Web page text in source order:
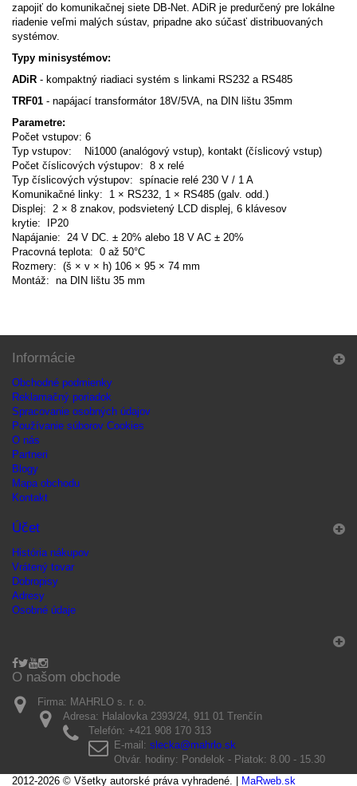
zapojiť do komunikačnej siete DB-Net. ADiR je predurčený pre lokálne
riadenie veľmi malých sústav, pripadne ako súčasť distribuovaných
systémov.
Typy minisystémov:
ADiR - kompaktný riadiaci systém s linkami RS232 a RS485
TRF01 - napájací transformátor 18V/5VA, na DIN lištu 35mm
Parametre:
Počet vstupov: 6
Typ vstupov: Ni1000 (analógový vstup), kontakt (číslicový vstup)
Počet číslicových výstupov: 8 x relé
Typ číslicových výstupov: spínacie relé 230 V / 1 A
Komunikačné linky: 1 × RS232, 1 × RS485 (galv. odd.)
Displej: 2 × 8 znakov, podsvietený LCD displej, 6 klávesov
krytie: IP20
Napájanie: 24 V DC. ± 20% alebo 18 V AC ± 20%
Pracovná teplota: 0 až 50°C
Rozmery: (š × v × h) 106 × 95 × 74 mm
Montáž: na DIN lištu 35 mm
Informácie
Obchodné podmienky
Reklamačný poriadok
Spracovanie osobných údajov
Používanie súborov Cookies
O nás
Partneri
Blogy
Mapa obchodu
Kontakt
Účet
História nákupov
Vrátený tovar
Dobropisy
Adresy
Osobné údaje
O našom obchode
Firma: MAHRLO s. r. o.
Adresa: Halalovka 2393/24, 911 01 Trenčín
Telefón: +421 908 170 313
E-mail: slecka@mahrlo.sk
Otvár. hodiny: Pondelok - Piatok: 8.00 - 15.30
2012-2026 © Všetky autorské práva vyhradené. | MaRweb.sk